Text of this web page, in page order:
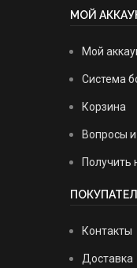
МОЙ
Мой
Система
Корзина
Вопросы
Получить
Контакты
Доставка